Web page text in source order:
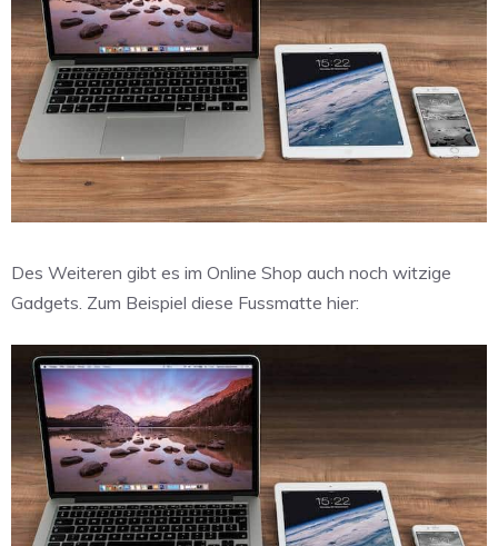
Des Weiteren gibt es im Online Shop auch noch witzige
Gadgets. Zum Beispiel diese Fussmatte hier: